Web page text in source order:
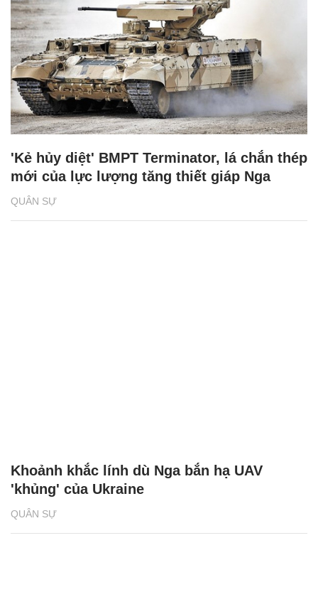
QUÂN SỰ
'Kẻ hủy diệt' BMPT Terminator, lá chắn thép
mới của lực lượng tăng thiết giáp Nga
QUÂN SỰ
Khoảnh khắc lính dù Nga bắn hạ UAV
'khủng' của Ukraine